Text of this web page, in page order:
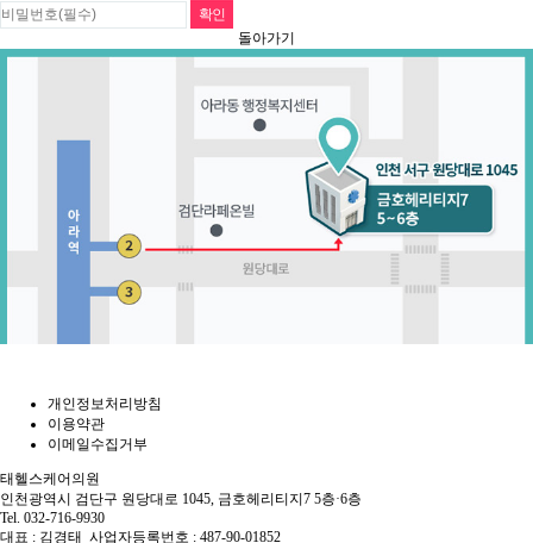
돌아가기
개인정보처리방침
이용약관
이메일수집거부
태헬스케어의원
인천광역시 검단구 원당대로 1045, 금호헤리티지7 5층·6층
Tel. 032-716-9930
대표 : 김경태 사업자등록번호 : 487-90-01852